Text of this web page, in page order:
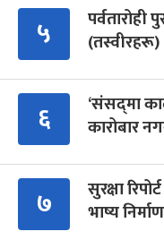
५
पर्वतारोही
(तस्वीरहरू)
६
‘संसद्‍मा
कारोबार
७
सुरक्षा
भाष्य